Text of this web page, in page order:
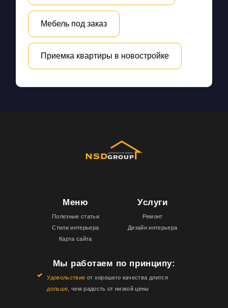
Мебель под заказ
Приемка квартиры в новостройке
Меню
Полезные статьи
Стили интерьера
Карта сайта
Услуги
Ремонт
Дизайн интерьера
Мы работаем по принципу:
Удовольствие от хорошего качества длится
дольше , чем радость от низкой цены